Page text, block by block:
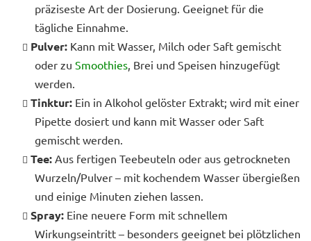
präziseste Art der Dosierung. Geeignet für die
tägliche Einnahme.
Pulver: Kann mit Wasser, Milch oder Saft gemischt
oder zu Smoothies , Brei und Speisen hinzugefügt
werden.
Tinktur: Ein in Alkohol gelöster Extrakt; wird mit einer
Pipette dosiert und kann mit Wasser oder Saft
gemischt werden.
Tee: Aus fertigen Teebeuteln oder aus getrockneten
Wurzeln/Pulver – mit kochendem Wasser übergießen
und einige Minuten ziehen lassen.
Spray: Eine neuere Form mit schnellem
Wirkungseintritt – besonders geeignet bei plötzlichen